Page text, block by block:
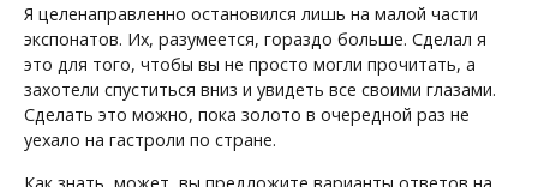
Я целенаправленно остановился лишь на малой части
экспонатов. Их, разумеется, гораздо больше. Сделал я
это для того, чтобы вы не просто могли прочитать, а
захотели спуститься вниз и увидеть все своими глазами.
Сделать это можно, пока золото в очередной раз не
уехало на гастроли по стране.
Как знать, может, вы предложите варианты ответов на